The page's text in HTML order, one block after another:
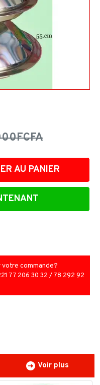
AU PANIER
commande?
77 206 30 32 / 78 292 92
Voir plus